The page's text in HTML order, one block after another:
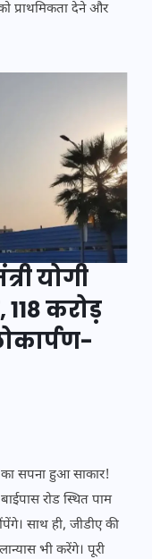
प्राथमिकता देने और
योगी
करोड़
का सपना हुआ साकार!
रोड स्थित पाम
साथ ही, जीडीए की
भी करेंगे। पूरी